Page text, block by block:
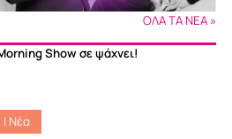
ΟΛΑ ΤΑ ΝΕΑ »
Show σε ψάχνει!
| Νέα